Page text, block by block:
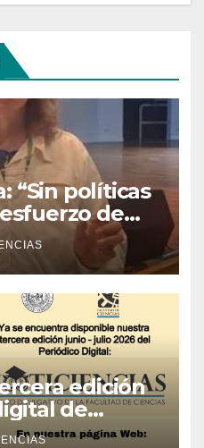
“Sin políticas
de
frutos”
edición
de